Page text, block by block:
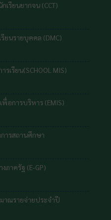
รียนยากจน (CCT)
ยนรายบุคคล (DMC)
เรียน(SCHOOL MIS)
อการบริหาร (EMIS)
ารสถานศึกษา
ภาครัฐ (E-GP)
าณรายจ่ายประจำปี